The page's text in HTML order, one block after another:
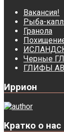
Вакансия!
Рыба-
Гранола
Черные
ГЛИФЫ
Иррион
Кратко о нас